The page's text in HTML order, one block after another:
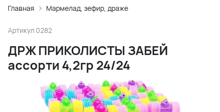
Главная Мармелад, зефир, драже
Артикул 0282
ДРЖ ПРИКОЛИСТЫ ЗАБЕЙ
ассорти 4,2гр 24/24